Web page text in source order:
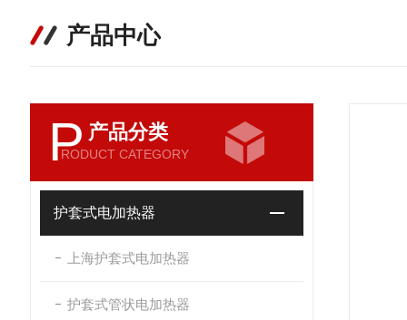
产品中心
P 产品分类
RODUCT CATEGORY
护套式电加热器
上海护套式电加热器
护套式管状电加热器